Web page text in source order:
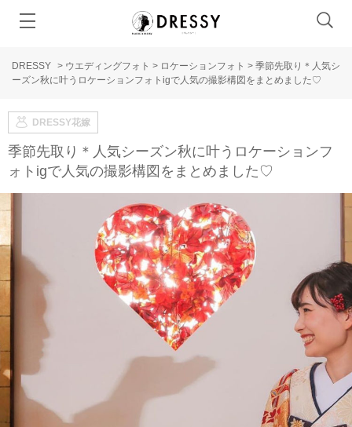
DRESSY > ウエディングフォト > ロケーションフォト > 季節先取り＊人気シ
ーズン秋に叶うロケーションフォトigで人気の撮影構図をまとめました♡
DRESSY花嫁
季節先取り＊人気シーズン秋に叶うロケーションフ
ォトigで人気の撮影構図をまとめました♡